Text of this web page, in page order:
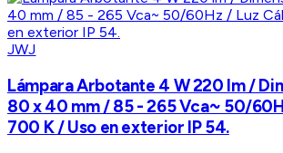
JWJ
Lámpara Arbotante 4 W 220 lm /
80 x 40 mm / 85 - 265 Vca~ 50/
700 K / Uso en exterior IP 54.